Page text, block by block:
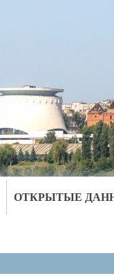
ОТКРЫТЫЕ